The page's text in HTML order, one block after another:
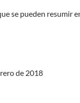
se pueden resumir
de 2018